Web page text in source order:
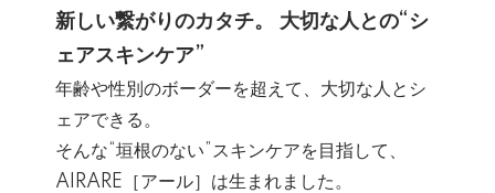
新しい繋がりのカタチ。 大切な人との“シ
ェアスキンケア”
年齢や性別のボーダーを超えて、大切な人とシ
ェアできる。
そんな“垣根のない”スキンケアを目指して、
AIRARE［アール］は生まれました。